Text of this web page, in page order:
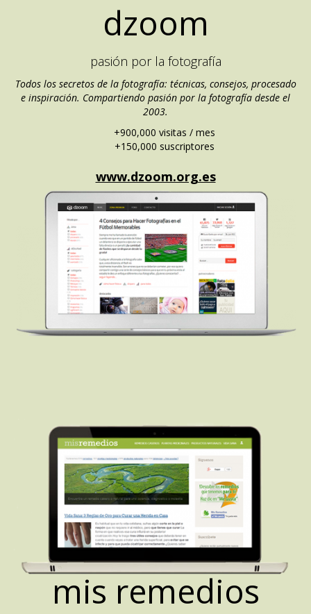
dzoom
pasión por la fotografía
Todos los secretos de la fotografía: técnicas, consejos, procesado
e inspiración. Compartiendo pasión por la fotografía desde el
2003.
+900,000 visitas / mes
+150,000 suscriptores
www.dzoom.org.es
mis remedios